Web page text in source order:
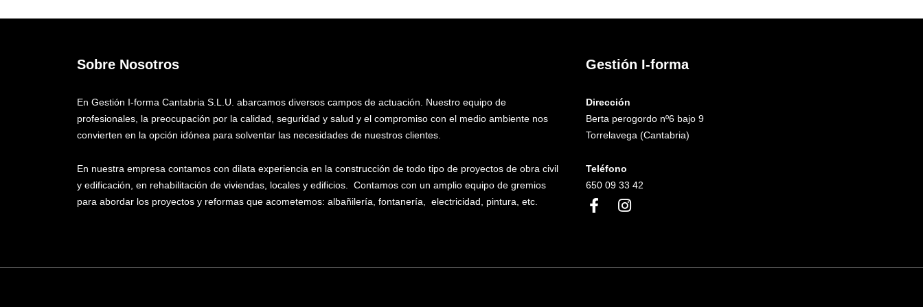
Sobre Nosotros
En Gestión I-forma Cantabria S.L.U. abarcamos diversos campos de actuación. Nuestro equipo de
profesionales, la preocupación por la calidad, seguridad y salud y el compromiso con el medio ambiente nos
convierten en la opción idónea para solventar las necesidades de nuestros clientes.
En nuestra empresa contamos con dilata experiencia en la construcción de todo tipo de proyectos de obra civil
y edificación, en rehabilitación de viviendas, locales y edificios. Contamos con un amplio equipo de gremios
para abordar los proyectos y reformas que acometemos: albañilería, fontanería, electricidad, pintura, etc.
Gestión I-forma
Dirección
Berta perogordo nº6 bajo 9
Torrelavega (Cantabria)
Teléfono
650 09 33 42
F
b
I
a